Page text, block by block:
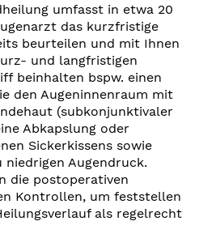
umfasst in etwa 20
das kurzfristige
beurteilen und mit Ihnen
und langfristigen
beinhalten bspw. einen
den Augeninnenraum mit
(subkonjunktivaler
Abkapslung oder
Sickerkissens sowie
Augendruck.
die postoperativen
Kontrollen, um feststellen
als regelrecht